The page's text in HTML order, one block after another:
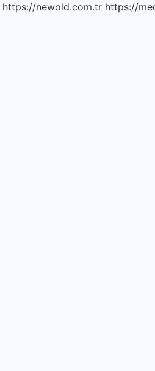
https://newold.com.tr https://